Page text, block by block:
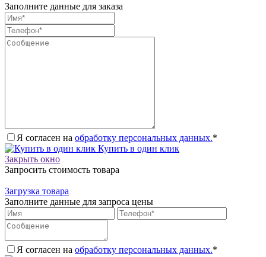
Заполните данные для заказа
Я согласен на обработку персональных данных.*
Купить в один клик
Закрыть окно
Запросить стоимость товара
Загрузка товара
Заполните данные для запроса цены
Я согласен на обработку персональных данных.*